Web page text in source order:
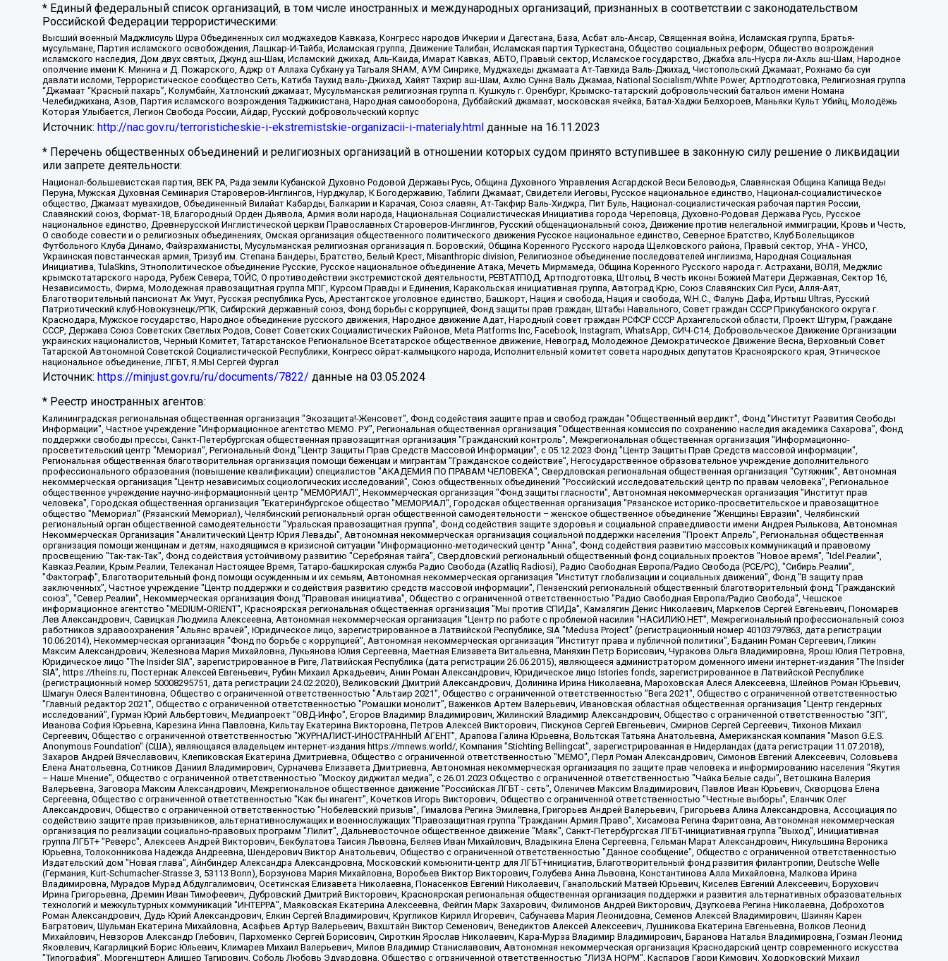
* Единый федеральный список организаций, в том числе иностранных и международных организаций, признанных в соответствии с законодательством
Российской Федерации террористическими:
Высший военный Маджлисуль Шура Объединенных сил моджахедов Кавказа, Конгресс народов Ичкерии и Дагестана, База, Асбат аль-Ансар, Священная война, Исламская группа, Братья-
мусульмане, Партия исламского освобождения, Лашкар-И-Тайба, Исламская группа, Движение Талибан, Исламская партия Туркестана, Общество социальных реформ, Общество возрождения
исламского наследия, Дом двух святых, Джунд аш-Шам, Исламский джихад, Аль-Каида, Имарат Кавказ, АБТО, Правый сектор, Исламское государство, Джабха аль-Нусра ли-Ахль аш-Шам, Народное
ополчение имени К. Минина и Д. Пожарского, Аджр от Аллаха Субхану уа Тагьаля SHAM, АУМ Синрике, Муджахеды джамаата Ат-Тавхида Валь-Джихад, Чистопольский Джамаат, Рохнамо ба суи
давлати исломи, Террористическое сообщество Сеть, Катиба Таухид валь-Джихад, Хайят Тахрир аш-Шам, Ахлю Сунна Валь Джамаа, National Socialism/White Power, Артподготовка, Религиозная группа
“Джамаат “Красный пахарь”, Колумбайн, Хатлонский джамаат, Мусульманская религиозная группа п. Кушкуль г. Оренбург, Крымско-татарский добровольческий батальон имени Номана
Челебиджихана, Азов, Партия исламского возрождения Таджикистана, Народная самооборона, Дуббайский джамаат, московская ячейка, Батал-Хаджи Белхороев, Маньяки Культ Убийц, Молодёжь
Которая Улыбается, Легион Свобода России, Айдар, Русский добровольческий корпус
Источник: http://nac.gov.ru/terroristicheskie-i-ekstremistskie-organizacii-i-materialy.html данные на 16.11.2023
* Перечень общественных объединений и религиозных организаций в отношении которых судом принято вступившее в законную силу решение о ликвидации
или запрете деятельности:
Национал-большевистская партия, ВЕК РА, Рада земли Кубанской Духовно Родовой Державы Русь, Община Духовного Управления Асгардской Веси Беловодья, Славянская Община Капища Веды
Перуна, Мужская Духовная Семинария Староверов-Инглингов, Нурджулар, К Богодержавию, Таблиги Джамаат, Свидетели Иеговы, Русское национальное единство, Национал-социалистическое
общество, Джамаат мувахидов, Объединенный Вилайат Кабарды, Балкарии и Карачая, Союз славян, Ат-Такфир Валь-Хиджра, Пит Буль, Национал-социалистическая рабочая партия России,
Славянский союз, Формат-18, Благородный Орден Дьявола, Армия воли народа, Национальная Социалистическая Инициатива города Череповца, Духовно-Родовая Держава Русь, Русское
национальное единство, Древнерусской Инглистической церкви Православных Староверов-Инглингов, Русский общенациональный союз, Движение против нелегальной иммиграции, Кровь и Честь,
О свободе совести и о религиозных объединениях, Омская организация общественного политического движения Русское национальное единство, Северное Братство, Клуб Болельщиков
Футбольного Клуба Динамо, Файзрахманисты, Мусульманская религиозная организация п. Боровский, Община Коренного Русского народа Щелковского района, Правый сектор, УНА - УНСО,
Украинская повстанческая армия, Тризуб им. Степана Бандеры, Братство, Белый Крест, Misanthropic division, Религиозное объединение последователей инглиизма, Народная Социальная
Инициатива, TulaSkins, Этнополитическое объединение Русские, Русское национальное объединение Атака, Мечеть Мирмамеда, Община Коренного Русского народа г. Астрахани, ВОЛЯ, Меджлис
крымскотатарского народа, Рубеж Севера, ТОЙС, О противодействии экстремистской деятельности, РЕВТАТПОД, Артподготовка, Штольц, В честь иконы Божией Матери Державная, Сектор 16,
Независимость, Фирма, Молодежная правозащитная группа МПГ, Курсом Правды и Единения, Каракольская инициативная группа, Автоград Крю, Союз Славянских Сил Руси, Алля-Аят,
Благотворительный пансионат Ак Умут, Русская республика Русь, Арестантское уголовное единство, Башкорт, Нация и свобода, Нация и свобода, W.H.С., Фалунь Дафа, Иртыш Ultras, Русский
Патриотический клуб-Новокузнецк/РПК, Сибирский державный союз, Фонд борьбы с коррупцией, Фонд защиты прав граждан, Штабы Навального, Совет граждан СССР Прикубанского округа г.
Краснодара, Мужское государство, Народное объединение русского движения, Народное движение Адат, Народный совет граждан РСФСР СССР Архангельской области, Проект Штурм, Граждане
СССР, Держава Союз Советских Светлых Родов, Совет Советских Социалистических Районов, Meta Platforms Inc, Facebook, Instagram, WhatsApp, СИЧ-С14, Добровольческое Движение Организации
украинских националистов, Черный Комитет, Татарстанское Региональное Всетатарское общественное движение, Невоград, Молодежное Демократическое Движение Весна, Верховный Совет
Татарской Автономной Советской Социалистической Республики, Конгресс ойрат-калмыцкого народа, Исполнительный комитет совета народных депутатов Красноярского края, Этническое
национальное объединение, ЛГБТ, Я.МЫ Сергей Фургал
Источник: https://minjust.gov.ru/ru/documents/7822/ данные на 03.05.2024
* Реестр иностранных агентов:
Калининградская региональная общественная организация "Экозащита!-Женсовет", Фонд содействия защите прав и свобод граждан "Общественный вердикт", Фонд "Институт Развития Свободы Информации", Частное учреждение "Информационное агентство МЕМО. РУ", Региональная общественная организация "Общественная комиссия по сохранению наследия академика Сахарова", Фонд поддержки свободы прессы, Санкт-Петербургская общественная правозащитная организация "Гражданский контроль", Межрегиональная общественная организация "Информационно-просветительский центр "Мемориал", Региональный Фонд "Центр Защиты Прав Средств Массовой Информации", с 05.12.2023 Фонд "Центр Защиты Прав Средств массовой информации", Региональная общественная благотворительная организация помощи беженцам и мигрантам "Гражданское содействие", Негосударственное образовательное учреждение дополнительного профессионального образования (повышение квалификации) специалистов "АКАДЕМИЯ ПО ПРАВАМ ЧЕЛОВЕКА", Свердловская региональная общественная организация "Сутяжник", Автономная некоммерческая организация "Центр независимых социологических исследований", Союз общественных объединений "Российский исследовательский центр по правам человека", Региональное общественное учреждение научно-информационный центр "МЕМОРИАЛ", Некоммерческая организация "Фонд защиты гласности", Автономная некоммерческая организация "Институт прав человека", Городская общественная организация "Екатеринбургское общество "МЕМОРИАЛ", Городская общественная организация "Рязанское историко-просветительское и правозащитное общество "Мемориал" (Рязанский Мемориал), Челябинский региональный орган общественной самодеятельности – женское общественное объединение "Женщины Евразии", Челябинский региональный орган общественной самодеятельности "Уральская правозащитная группа", Фонд содействия защите здоровья и социальной справедливости имени Андрея Рылькова, Автономная Некоммерческая Организация "Аналитический Центр Юрия Левады", Автономная некоммерческая организация социальной поддержки населения "Проект Апрель", Региональная общественная организация помощи женщинам и детям, находящимся в кризисной ситуации "Информационно-методический центр "Анна", Фонд содействия развитию массовых коммуникаций и правовому просвещению "Так-так-Так", Фонд содействия устойчивому развитию "Серебряная тайга", Свердловский региональный общественный фонд социальных проектов "Новое время", "Idel.Реалии", Кавказ.Реалии, Крым.Реалии, Телеканал Настоящее Время, Татаро-башкирская служба Радио Свобода (Azatliq Radiosi), Радио Свободная Европа/Радио Свобода (PCE/PC), "Сибирь.Реалии", "Фактограф", Благотворительный фонд помощи осужденным и их семьям, Автономная некоммерческая организация "Институт глобализации и социальных движений", Фонд "В защиту прав заключенных", Частное учреждение "Центр поддержки и содействия развитию средств массовой информации", Пензенский региональный общественный благотворительный фонд "Гражданский союз", "Север.Реалии", Некоммерческая организация Фонд "Правовая инициатива", Общество с ограниченной ответственностью "Радио Свободная Европа/Радио Свобода", Чешское информационное агентство "MEDIUM-ORIENT", Красноярская региональная общественная организация "Мы против СПИДа", Камалягин Денис Николаевич, Маркелов Сергей Евгеньевич, Пономарев Лев Александрович, Савицкая Людмила Алексеевна, Автономная некоммерческая организация "Центр по работе с проблемой насилия "НАСИЛИЮ.НЕТ", Межрегиональный профессиональный союз работников здравоохранения "Альянс врачей", Юридическое лицо, зарегистрированное в Латвийской Республике, SIA "Medusa Project" (регистрационный номер 40103797863, дата регистрации 10.06.2014), Некоммерческая организация "Фонд по борьбе с коррупцией", Автономная некоммерческая организация "Институт права и публичной политики", Баданин Роман Сергеевич, Гликин Максим Александрович, Железнова Мария Михайловна, Лукьянова Юлия Сергеевна, Маетная Елизавета Витальевна, Маняхин Петр Борисович, Чуракова Ольга Владимировна, Ярош Юлия Петровна, Юридическое лицо "The Insider SIA", зарегистрированное в Риге, Латвийская Республика (дата регистрации 26.06.2015), являющееся администратором доменного имени интернет-издания "The Insider SIA", https://theins.ru, Постернак Алексей Евгеньевич, Рубин Михаил Аркадьевич, Анин Роман Александрович, Юридическое лицо Istories fonds, зарегистрированное в Латвийской Республике (регистрационный номер 50008295751, дата регистрации 24.02.2020), Великовский Дмитрий Александрович, Долинина Ирина Николаевна, Мароховская Алеся Алексеевна, Шлейнов Роман Юрьевич, Шмагун Олеся Валентиновна, Общество с ограниченной ответственностью "Альтаир 2021", Общество с ограниченной ответственностью "Вега 2021", Общество с ограниченной ответственностью "Главный редактор 2021", Общество с ограниченной ответственностью "Ромашки монолит", Важенков Артем Валерьевич, Ивановская областная общественная организация "Центр гендерных исследований", Гурман Юрий Альбертович, Медиапроект "ОВД-Инфо", Егоров Владимир Владимирович, Жилинский Владимир Александрович, Общество с ограниченной ответственностью "ЗП", Иванова София Юрьевна, Карезина Инна Павловна, Кильтау Екатерина Викторовна, Петров Алексей Викторович, Пискунов Сергей Евгеньевич, Смирнов Сергей Сергеевич, Тихонов Михаил Сергеевич, Общество с ограниченной ответственностью "ЖУРНАЛИСТ-ИНОСТРАННЫЙ АГЕНТ", Арапова Галина Юрьевна, Вольтская Татьяна Анатольевна, Американская компания "Mason G.E.S. Anonymous Foundation" (США), являющаяся владельцем интернет-издания https://mnews.world/, Компания "Stichting Bellingcat", зарегистрированная в Нидерландах (дата регистрации 11.07.2018), Захаров Андрей Вячеславович, Клепиковская Екатерина Дмитриевна, Общество с ограниченной ответственностью "МЕМО", Перл Роман Александрович, Симонов Евгений Алексеевич, Соловьева Елена Анатольевна, Сотников Даниил Владимирович, Сурначева Елизавета Дмитриевна, Автономная некоммерческая организация по защите прав человека и информированию населения "Якутия – Наше Мнение", Общество с ограниченной ответственностью "Москоу диджитал медиа", с 26.01.2023 Общество с ограниченной ответственностью "Чайка Белые сады", Ветошкина Валерия Валерьевна, Заговора Максим Александрович, Межрегиональное общественное движение "Российская ЛГБТ - сеть", Оленичев Максим Владимирович, Павлов Иван Юрьевич, Скворцова Елена Сергеевна, Общество с ограниченной ответственностью "Как бы инагент", Кочетков Игорь Викторович, Общество с ограниченной ответственностью "Честные выборы", Еланчик Олег Александрович, Общество с ограниченной ответственностью "Нобелевский призыв", Гималова Регина Эмилевна, Григорьев Андрей Валерьевич, Григорьева Алина Александровна, Ассоциация по содействию защите прав призывников, альтернативнослужащих и военнослужащих "Правозащитная группа "Гражданин.Армия.Право", Хисамова Регина Фаритовна, Автономная некоммерческая организация по реализации социально-правовых программ "Лилит", Дальневосточное общественное движение "Маяк", Санкт-Петербургская ЛГБТ-инициативная группа "Выход", Инициативная группа ЛГБТ+ "Реверс", Алексеев Андрей Викторович, Бекбулатова Таисия Львовна, Беляев Иван Михайлович, Владыкина Елена Сергеевна, Гельман Марат Александрович, Никульшина Вероника Юрьевна, Толоконникова Надежда Андреевна, Шендерович Виктор Анатольевич, Общество с ограниченной ответственностью "Данное сообщение", Общество с ограниченной ответственностью Издательский дом "Новая глава", Айнбиндер Александра Александровна, Московский комьюнити-центр для ЛГБТ+инициатив, Благотворительный фонд развития филантропии, Deutsche Welle (Германия, Kurt-Schumacher-Strasse 3, 53113 Bonn), Борзунова Мария Михайловна, Воробьев Виктор Викторович, Голубева Анна Львовна, Константинова Алла Михайловна, Малкова Ирина Владимировна, Мурадов Мурад Абдулгалимович, Осетинская Елизавета Николаевна, Понасенков Евгений Николаевич, Ганапольский Матвей Юрьевич, Киселев Евгений Алексеевич, Борухович Ирина Григорьевна, Дремин Иван Тимофеевич, Дубровский Дмитрий Викторович, Красноярская региональная общественная организация поддержки и развития альтернативных образовательных технологий и межкультурных коммуникаций "ИНТЕРРА", Маяковская Екатерина Алексеевна, Фейгин Марк Захарович, Филимонов Андрей Викторович, Дзугкоева Регина Николаевна, Доброхотов Роман Александрович, Дудь Юрий Александрович, Елкин Сергей Владимирович, Кругликов Кирилл Игоревич, Сабунаева Мария Леонидовна, Семенов Алексей Владимирович, Шаинян Карен Багратович, Шульман Екатерина Михайловна, Асафьев Артур Валерьевич, Вахштайн Виктор Семенович, Венедиктов Алексей Алексеевич, Лушникова Екатерина Евгеньевна, Волков Леонид Михайлович, Невзоров Александр Глебович, Пархоменко Сергей Борисович, Сироткин Ярослав Николаевич, Кара-Мурза Владимир Владимирович, Баранова Наталья Владимировна, Гозман Леонид Яковлевич, Кагарлицкий Борис Юльевич, Климарев Михаил Валерьевич, Милов Владимир Станиславович, Автономная некоммерческая организация Краснодарский центр современного искусства "Типография", Моргенштерн Алишер Тагирович, Соболь Любовь Эдуардовна, Общество с ограниченной ответственностью "ЛИЗА НОРМ", Каспаров Гарри Кимович, Ходорковский Михаил Борисович, Общество с ограниченной ответственностью "Апрельские тезисы", Данилович Ирина Брониславовна, Кашин Олег Владимирович, Петров Николай Владимирович, Пивоваров Алексей Владимирович, Соколов Михаил Владимирович, Цветкова Юлия Владимировна, Чичваркин Евгений Александрович, Комитет против пыток/Команда против пыток, Общество с ограниченной ответственностью "Первый научный", Общество с ограниченной ответственностью "Вертолет и ко", Белоцерковская Вероника Борисовна, Кац Максим Евгеньевич, Лазарева Татьяна Юрьевна, Шаведдинов Руслан Табризович, Яшин Илья Валерьевич, Общество с ограниченной ответственностью "Иноагент ААВ", Алешковский Дмитрий Петрович, Альбац Евгения Марковна, Быков Дмитрий Львович, Галямина Юлия Евгеньевна, Лойко Сергей Леонидович, Мартынов Кирилл Константинович, Медведев Сергей Александрович, Крашенинников Федор Геннадиевич, Гордеева Катерина Вл